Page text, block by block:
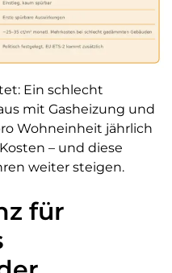
Ein schlecht
mit Gasheizung und
Wohneinheit jährlich
– und diese
weiter steigen.
für